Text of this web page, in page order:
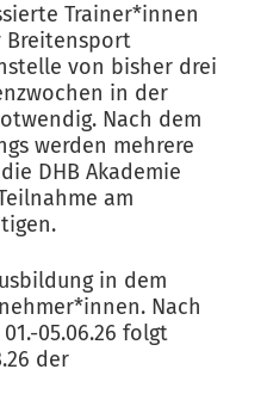
Trainer*innen
Breitensport
von bisher drei
in der
Nach dem
werden mehrere
DHB Akademie
am
in dem
Nach
05.06.26 folgt
der